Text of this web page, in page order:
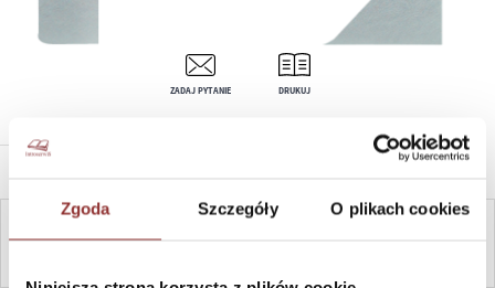
Zgoda Szczegóły O plikach cookies
ZADAJ PYTANIE DRUKUJ